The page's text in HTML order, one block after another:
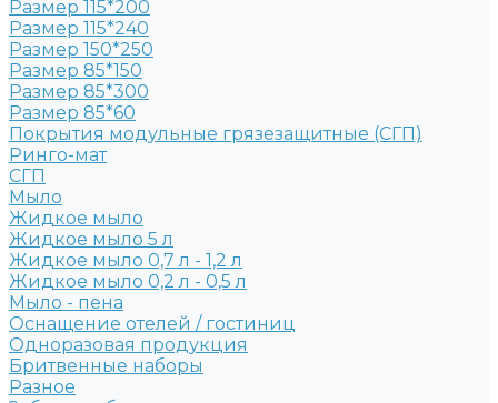
Размер 115*200
Размер 115*240
Размер 150*250
Размер 85*150
Размер 85*300
Размер 85*60
Покрытия модульные грязезащитные (СГП)
Ринго-мат
СГП
Мыло
Жидкое мыло
Жидкое мыло 5 л
Жидкое мыло 0,7 л - 1,2 л
Жидкое мыло 0,2 л - 0,5 л
Мыло - пена
Оснащение отелей / гостиниц
Одноразовая продукция
Бритвенные наборы
Разное